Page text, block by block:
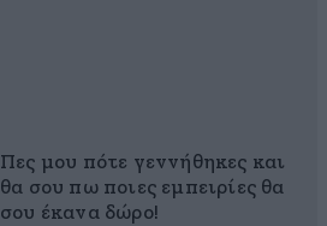
Πες μου πότε γεννήθηκες και
θα σου πω ποιες εμπειρίες θα
σου έκανα δώρο!